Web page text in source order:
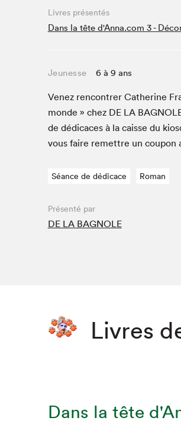
Café La Presse
Espace Côte-des-Neiges
La lecture en cadeau
Le grand jeu de lecture à voix
de Montréal
Lettres québécoises au Salon
Louisiane enracinée et branchée
Mur des illustrateur·rice·s
Livres présentés
Dans la tête d'Anna.com 3 -
Jeunesse 6 à 9 ans
Venez ren­con­tr­er Cather­ine
monde » chez DE LA
de dédi­caces à la caisse du
vous faire remet­tre un coupon
Séance de dédicace Roman
Présenté par
DE LA BAGNOLE
Livres
Dans la tête